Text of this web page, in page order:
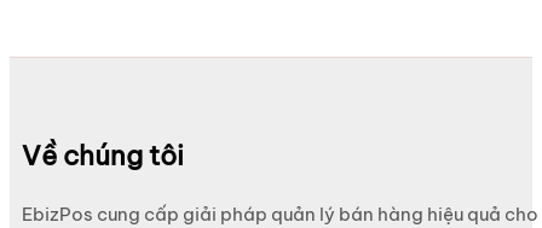
Về chúng tôi
EbizPos cung cấp giải pháp quản lý bán hàng hiệu quả cho